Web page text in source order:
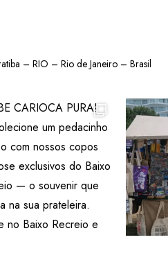
– RIO – Rio de Janeiro – Brasil